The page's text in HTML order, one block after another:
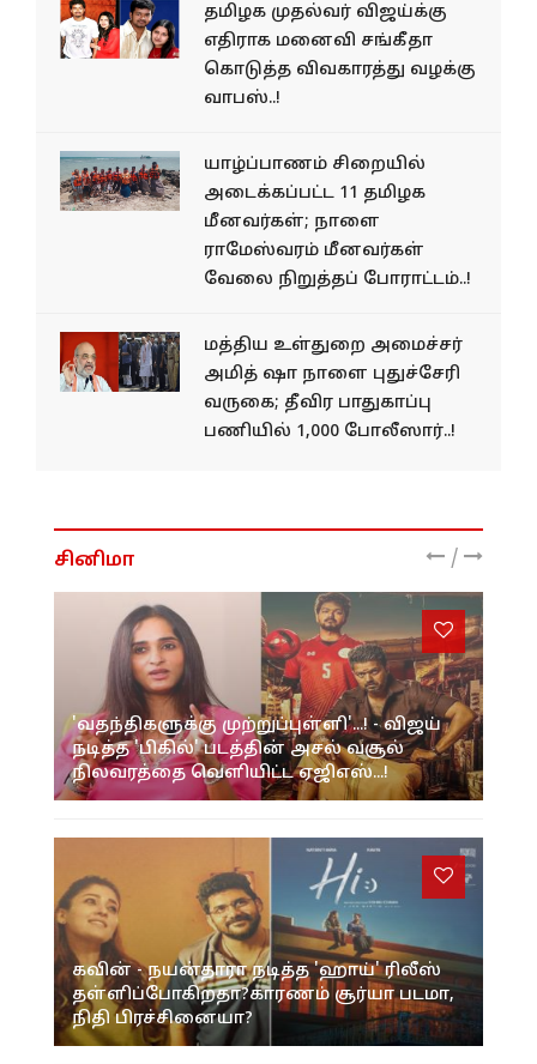
தமிழக முதல்வர் விஜய்க்கு
எதிராக மனைவி சங்கீதா
கொடுத்த விவகாரத்து வழக்கு
வாபஸ்..!
யாழ்ப்பாணம் சிறையில்
அடைக்கப்பட்ட 11 தமிழக
மீனவர்கள்; நாளை
ராமேஸ்வரம் மீனவர்கள்
வேலை நிறுத்தப் போராட்டம்..!
மத்திய உள்துறை அமைச்சர்
அமித் ஷா நாளை புதுச்சேரி
வருகை; தீவிர பாதுகாப்பு
பணியில் 1,000 போலீஸார்..!
சினிமா /
'வதந்திகளுக்கு முற்றுப்புள்ளி'...! - விஜய்
நடித்த 'பிகில்' படத்தின் அசல் வசூல்
நிலவரத்தை வெளியிட்ட ஏஜிஎஸ்...!
கவின் - நயன்தாரா நடித்த 'ஹாய்' ரிலீஸ்
தள்ளிப்போகிறதா?காரணம் சூர்யா படமா,
நிதி பிரச்சினையா?